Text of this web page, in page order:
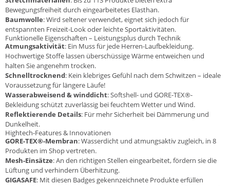
Bewegungsfreiheit durch eingearbeitetes Elasthan.
Baumwolle: Wird seltener verwendet, eignet sich jedoch für
entspannten Freizeit-Look oder leichte Sportaktivitäten.
Funktionelle Eigenschaften – Leistungsplus durch Technik
Atmungsaktivität: Ein Muss für jede Herren-Laufbekleidung.
Hochwertige Stoffe lassen überschüssige Wärme entweichen und
halten Sie angenehm trocken.
Schnelltrocknend: Kein klebriges Gefühl nach dem Schwitzen – ideale
Voraussetzung für längere Läufe!
Wasserabweisend & winddicht: Softshell- und GORE-TEX®-
Bekleidung schützt zuverlässig bei feuchtem Wetter und Wind.
Reflektierende Details: Für mehr Sicherheit bei Dämmerung und
Dunkelheit.
Hightech-Features & Innovationen
GORE-TEX®-Membran: Wasserdicht und atmungsaktiv zugleich, in 8
Produkten im Shop vertreten.
Mesh-Einsätze: An den richtigen Stellen eingearbeitet, fördern sie die
Lüftung und verhindern Überhitzung.
GIGASAFE: Mit diesen Badges gekennzeichnete Produkte erfüllen